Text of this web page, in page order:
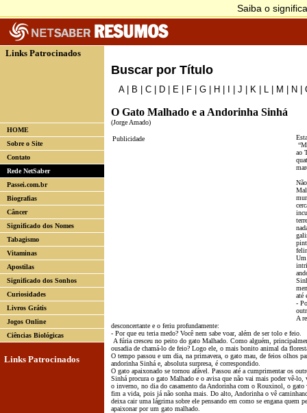
Links Patrocinados
HOME
Sobre o Site
Contato
Rede NetSaber
Passei.com.br
Biografias
Câncer
Significado dos Nomes
Tabagismo
Vitaminas
Apostilas
Significado dos Sonhos
Curiosidades
Livros Grátis
Jogos Online
Ciências Biológicas
Links Patrocinados
Buscar por Título
A| B C D E F G H J K L M N
O Gato Malhado e a Andorinha Sinhá
(Jorge Amado)
Publicidade
ao
até
-
A
desconcertante e o feriu profundamente:
- Por que eu teria medo? Você nem sabe voar, além de ser tolo e feio.
A fúria cresceu no peito do gato Malhado. Como alguém,
ousadia de chamá-lo de feio? Logo ele, o mais bonito animal da
O tempo passou e um dia, na primavera, o gato mau, de feios olhos
andorinha Sinhá e, absoluta surpresa, é correspondido.
O gato apaixonado se tornou afável. Passou até a cumprimentar os
Sinhá procura o gato Malhado e o avisa que não vai mais poder vê-
o inverno, no dia do casamento da Andorinha com o Rouxinol, o gato
fim a vida, pois já não sonha mais. Do alto, Andorinha o vê
deixa cair uma lágrima sobre ele pensando em como se engana quem
apaixonar por um gato malhado.